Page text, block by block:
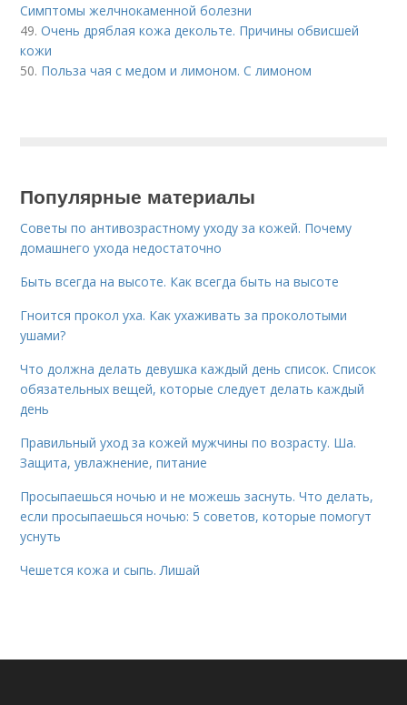
Симптомы желчнокаменной болезни
49.Очень дряблая кожа декольте. Причины обвисшей
кожи
50. Польза чая с медом и лимоном. С лимоном
Популярные материалы
Советы по антивозрастному уходу за кожей. Почему
домашнего ухода недостаточно
Быть всегда на высоте. Как всегда быть на высоте
Гноится прокол уха. Как ухаживать за проколотыми
ушами?
Что должна делать девушка каждый день список. Список
обязательных вещей, которые следует делать каждый
день
Правильный уход за кожей мужчины по возрасту. Ша.
Защита, увлажнение, питание
Просыпаешься ночью и не можешь заснуть. Что делать,
если просыпаешься ночью: 5 советов, которые помогут
уснуть
Чешется кожа и сыпь. Лишай